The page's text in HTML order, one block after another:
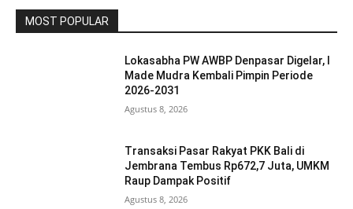
MOST POPULAR
Lokasabha PW AWBP Denpasar Digelar, I
Made Mudra Kembali Pimpin Periode
2026-2031
Agustus 8, 2026
Transaksi Pasar Rakyat PKK Bali di
Jembrana Tembus Rp672,7 Juta, UMKM
Raup Dampak Positif
Agustus 8, 2026